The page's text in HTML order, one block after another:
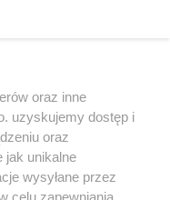
oraz inne
uzyskujemy dostęp i
oraz
jak unikalne
wysyłane przez
celu zapewniania